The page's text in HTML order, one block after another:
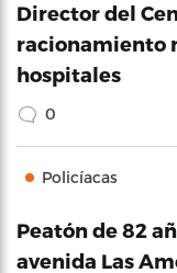
Director del
racionamiento
hospitales
0
Policíacas
Peatón de 82
avenida Las